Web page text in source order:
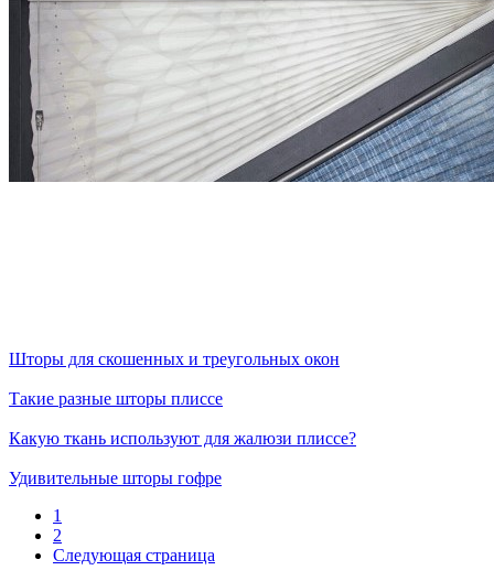
Шторы для скошенных и треугольных окон
Такие разные шторы плиссе
Какую ткань используют для жалюзи плиссе?
Удивительные шторы гофре
1
2
Следующая страница